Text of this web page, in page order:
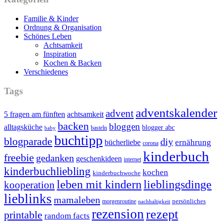
Familie & Kinder
Ordnung & Organisation
Schönes Leben
Achtsamkeit
Inspiration
Kochen & Backen
Verschiedenes
Tags
5 fragen am fünften achtsamkeit advent adventskalender
alltagsküche baby backen basteln bloggen blogger abc
blogparade buchtipp bücherliebe corona diy ernährung
freebie gedanken geschenkideen internet kinderbuch
kinderbuchliebling kinderbuchwoche kochen
kooperation leben mit kindernlieblingsdinge
lieblinks mamaleben morgenroutine nachhaltigkeit persönliches
printable random facts rezensionrezept